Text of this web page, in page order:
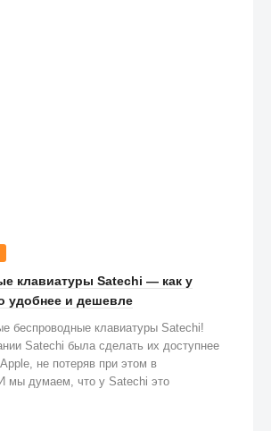
клавиатуры Satechi — как у
удобнее и дешевле
беспроводные клавиатуры Satechi!
Satechi была сделать их доступнее
не потеряв при этом в
мы думаем, что у Satechi это